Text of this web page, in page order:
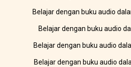
Belajar dengan buku audio
Belajar dengan buku audio
Belajar dengan buku audio
Belajar dengan buku audio